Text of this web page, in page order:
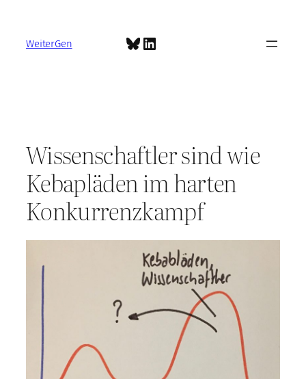
springen
WeiterGen Bluesky
LinkedIn
Wissenschaftler sind wie
Kebapläden im harten
Konkurrenzkampf